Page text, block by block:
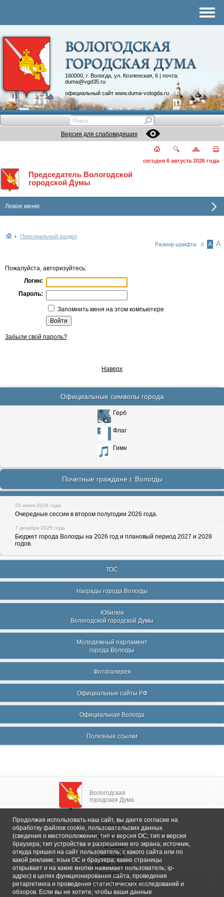
160000, г. Вологда, ул. Козленская, 6 | почта:
duma@vgd35.ru
официальный сайт www.duma-vologda.ru
Контакты
Депутатские объединения
Версия для слабовидящих
сегодня 6 августа 2026 года
Председатель Вологодской
городской Думы
Левое меню
Персональный раздел
Размер шрифта: А А А
Пожалуйста, авторизуйтесь:
Логин:
Пароль:
Запомнить меня на этом компьютере
Забыли свой пароль?
Наверх
Официальные символы города
Герб
Флаг
Гимн
Почетные граждане г. Вологды
25 июня 2026 года
Очередные сессии в втором полугодии 2026 года.
7 декабря 2025 года
Бюджет города Вологды на 2026 год и плановый период 2027 и 2028
годов.
ТОС
Награды города Вологды
Юбилеи
Вологодской городской Думы
Молодежный парламент
города Вологды
Фотогалерея
Официальные сайты РФ
Официальная Вологда
Полезные ссылки
Вологодская
городская Дума
Главная
Общие сведения
Депутаты
Комитеты
График приема
Контакты
Депутатские объединения
Продолжая использовать наш сайт, вы даете согласие на
обработку файлов cookie, пользовательских данных
(сведения о местоположении; тип и версия ОС; тип и версия
браузера; тип устройства и разрешение его экрана; источник,
откуда пришел на сайт пользователь; с какого сайта или по
какой рекламе; язык ОС и браузера; какие страницы
открывает и на какие кнопки нажимает пользователь; ip-
адрес) в целях функционирования сайта, проведения
ретаргетинга и проведения статистических исследований и
обзоров. Если вы не хотите, чтобы ваши данные